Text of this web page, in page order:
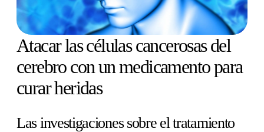
Atacar las células cancerosas del
cerebro con un medicamento para
curar heridas
Las investigaciones sobre el tratamiento